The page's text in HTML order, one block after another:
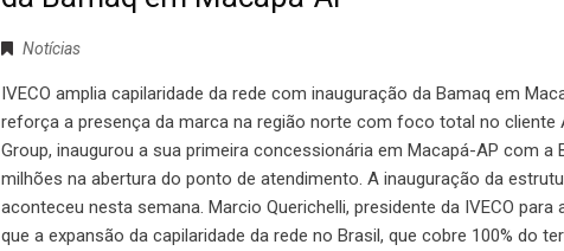
Notícias
IVECO amplia capilaridade da rede com inauguração da Bamaq em
reforça a presença da marca na região norte com foco total no cliente
Group, inaugurou a sua primeira concessionária em Macapá-AP com a
milhões na abertura do ponto de atendimento. A inauguração da
aconteceu nesta semana. Marcio Querichelli, presidente da IVECO para
que a expansão da capilaridade da rede no Brasil, que cobre 100% do